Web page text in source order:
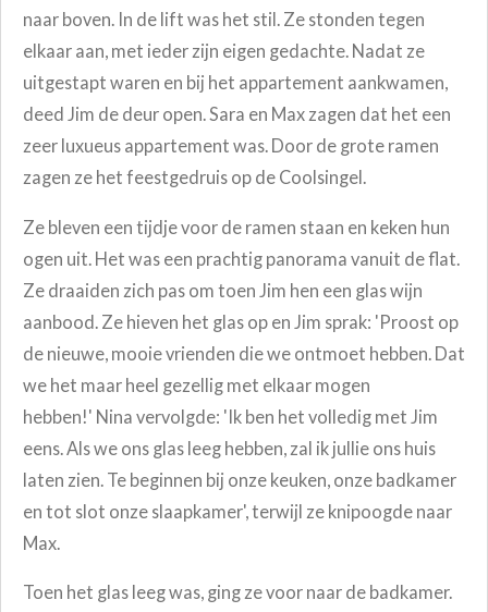
naar boven. In de lift was het stil. Ze stonden tegen
elkaar aan, met ieder zijn eigen gedachte. Nadat ze
uitgestapt waren en bij het appartement aankwamen,
deed Jim de deur open. Sara en Max zagen dat het een
zeer luxueus appartement was. Door de grote ramen
zagen ze het feestgedruis op de Coolsingel.
Ze bleven een tijdje voor de ramen staan en keken hun
ogen uit. Het was een prachtig panorama vanuit de flat.
Ze draaiden zich pas om toen Jim hen een glas wijn
aanbood. Ze hieven het glas op en Jim sprak: 'Proost op
de nieuwe, mooie vrienden die we ontmoet hebben. Dat
we het maar heel gezellig met elkaar mogen
hebben!' Nina vervolgde: 'Ik ben het volledig met Jim
eens. Als we ons glas leeg hebben, zal ik jullie ons huis
laten zien. Te beginnen bij onze keuken, onze badkamer
en tot slot onze slaapkamer', terwijl ze knipoogde naar
Max.
Toen het glas leeg was, ging ze voor naar de badkamer.